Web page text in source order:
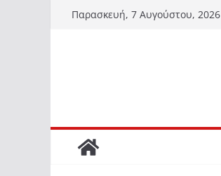
Μετάβαση
Παρασκευή, 7 Αυγούστου, 2026